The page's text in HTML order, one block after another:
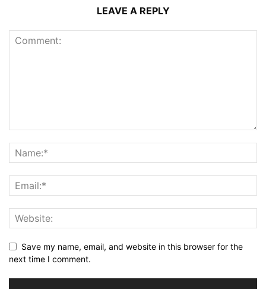
LEAVE A REPLY
Save my name, email, and website in this browser for the
next time I comment.